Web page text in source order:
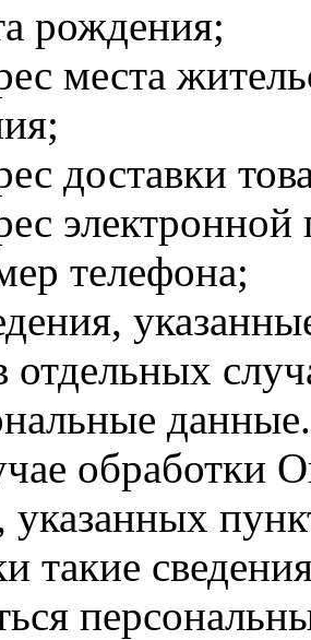
рождения;
места
доставки
электронной
телефона;
отдельных
данные.
обработки
указанных
такие